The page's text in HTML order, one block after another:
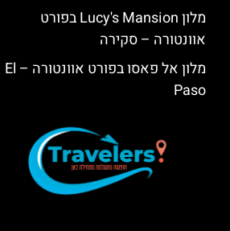
מלון Lucy's Mansion בפורט
אוונטורה – סקירה
מלון אל פאסו בפורט אוונטורה – El
Paso